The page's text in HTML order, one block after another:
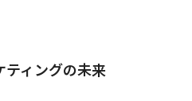
ティングの未来